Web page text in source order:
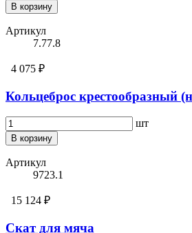
В корзину
Артикул
7.77.8
4 075 ₽
Кольцеброс крестообразный
шт
В корзину
Артикул
9723.1
15 124 ₽
Скат для мяча